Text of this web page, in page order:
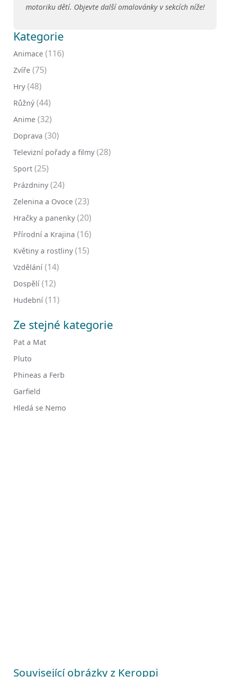
motoriku dětí. Objevte další omalovánky v sekcích níže!
Kategorie
Animace (116)
Zvíře (75)
Hry (48)
Růžný (44)
Anime (32)
Doprava (30)
Televizní pořady a filmy (28)
Sport (25)
Prázdniny (24)
Zelenina a Ovoce (23)
Hračky a panenky (20)
Přírodní a Krajina (16)
Květiny a rostliny (15)
Vzdělání (14)
Dospělí (12)
Hudební (11)
Ze stejné kategorie
Pat a Mat
Pluto
Phineas a Ferb
Garfield
Hledá se Nemo
Související obrázky z Keroppi